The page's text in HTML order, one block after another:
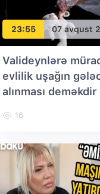
23:55 07 avqust
Valideynlərə
evlilik uşağın
alınması deməkdir
16